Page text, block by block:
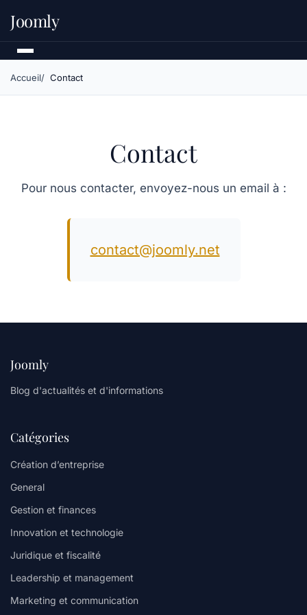
Joomly
Accueil Contact
Contact
Pour nous contacter, envoyez-nous un email à :
contact@joomly.net
Joomly
Blog d'actualités et d'informations
Catégories
Création d’entreprise
General
Gestion et finances
Innovation et technologie
Juridique et fiscalité
Leadership et management
Marketing et communication